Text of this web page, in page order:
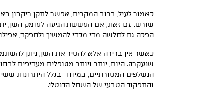
כאמור לעיל, ברוב המקרים, אפשר לתקן ריקבון
שורש. עם זאת, אם העששת הגיעה לעומק השן,
הפכה גם לחלשה מדי מכדי להמשיך ולתפקד,
כאשר אין ברירה אלא להסיר את השן, ניתן
שנעקרה. היום, יותר ויותר מטופלים מעדיפים
הנשלפים המסורתיים, במיוחד בגלל היתרונות
והתפקוד הטבעי של השתל הדנטלי.